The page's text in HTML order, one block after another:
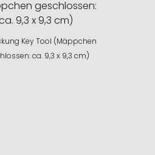
Key Tool (Mäppchen
ca. 9,3 x 9,3 cm)